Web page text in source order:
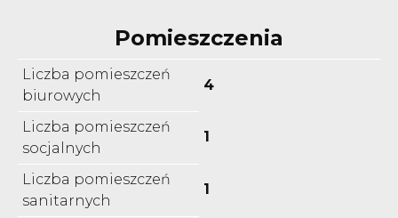
Pomieszczenia
Liczba pomieszczeń
biurowych
4
Liczba pomieszczeń
socjalnych
1
Liczba pomieszczeń
sanitarnych
1